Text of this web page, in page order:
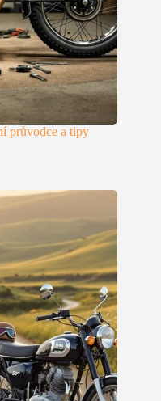
průvodce a tipy